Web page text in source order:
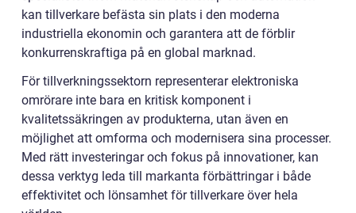
kan tillverkare befästa sin plats i den moderna
industriella ekonomin och garantera att de förblir
konkurrenskraftiga på en global marknad.
För tillverkningssektorn representerar elektroniska
omrörare inte bara en kritisk komponent i
kvalitetssäkringen av produkterna, utan även en
möjlighet att omforma och modernisera sina processer.
Med rätt investeringar och fokus på innovationer, kan
dessa verktyg leda till markanta förbättringar i både
effektivitet och lönsamhet för tillverkare över hela